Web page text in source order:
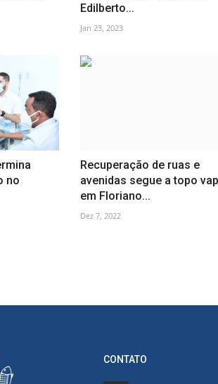
Edilberto...
Jan 23, 2023
no
Recuperação de ruas e
avenidas segue a topo
em Floriano...
Dez 7, 2022
CONTATO